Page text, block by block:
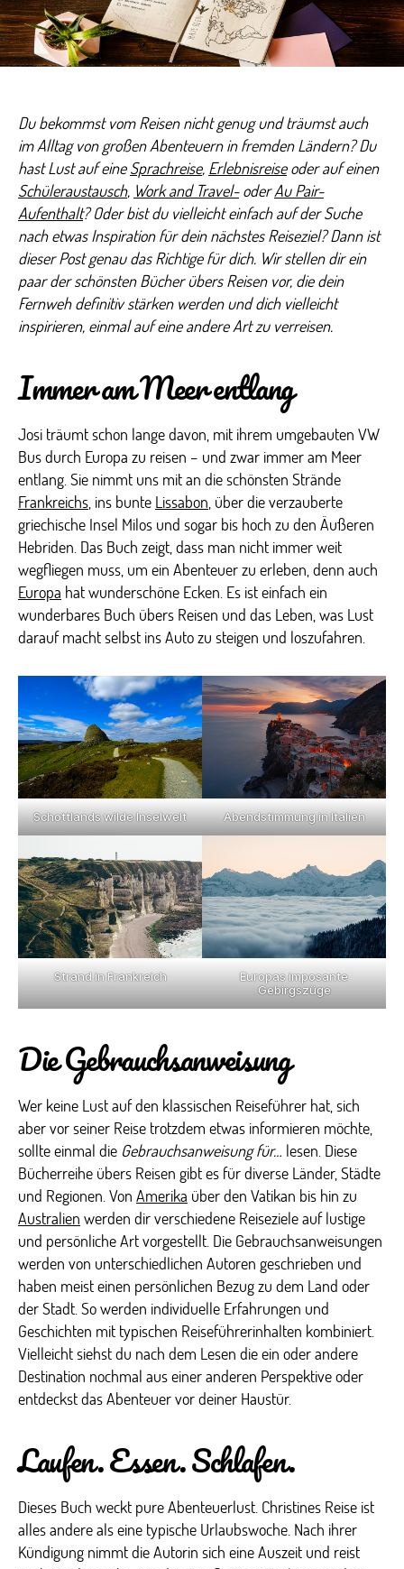
Die
Du bekommst vom Reisen nicht genug und träumst auch
im Alltag von großen Abenteuern in fremden Ländern? Du
hast Lust auf eineSprachreise, Erlebnisreiseoder auf einen
Schüleraustausch, Work and Travel-oderAu Pair-
Aufenthalt? Oder bist du vielleicht einfach auf der Suche
nach etwas Inspiration für dein nächstes Reiseziel? Dann ist
dieser Post genau das Richtige für dich. Wir stellen dir ein
paar der schönsten Bücher übers Reisen vor, die dein
Fernweh definitiv stärken werden und dich vielleicht
inspirieren, einmal auf eine andere Art zu verreisen.
Immer am Meer entlang
Josi träumt schon lange davon, mit ihrem umgebauten VW
Bus durch Europa zu reisen – und zwar immer am Meer
entlang. Sie nimmt uns mit an die schönsten Strände
Frankreichs, ins bunte Lissabon, über die verzauberte
griechische Insel Milos und sogar bis hoch zu den Äußeren
Hebriden. Das Buch zeigt, dass man nicht immer weit
wegfliegen muss, um ein Abenteuer zu erleben, denn auch
Europa hat wunderschöne Ecken. Es ist einfach ein
wunderbares Buch übers Reisen und das Leben, was Lust
darauf macht selbst ins Auto zu steigen und loszufahren.
Schottlands wilde Inselwelt Abendstimmung in Italien
Strand in Frankreich
Europas imposante
Gebirgszüge
Die Gebrauchsanweisung
Wer keine Lust auf den klassischen Reiseführer hat, sich
aber vor seiner Reise trotzdem etwas informieren möchte,
sollte einmal die Gebrauchsanweisung für… lesen. Diese
Bücherreihe übers Reisen gibt es für diverse Länder, Städte
und Regionen. Von Amerika über den Vatikan bis hin zu
Australien werden dir verschiedene Reiseziele auf lustige
und persönliche Art vorgestellt. Die Gebrauchsanweisungen
werden von unterschiedlichen Autoren geschrieben und
haben meist einen persönlichen Bezug zu dem Land oder
der Stadt. So werden individuelle Erfahrungen und
Geschichten mit typischen Reiseführerinhalten kombiniert.
Vielleicht siehst du nach dem Lesen die ein oder andere
Destination nochmal aus einer anderen Perspektive oder
entdeckst das Abenteuer vor deiner Haustür.
Laufen. Essen. Schlafen.
Dieses Buch weckt pure Abenteuerlust. Christines Reise ist
alles andere als eine typische Urlaubswoche. Nach ihrer
Kündigung nimmt die Autorin sich eine Auszeit und reist